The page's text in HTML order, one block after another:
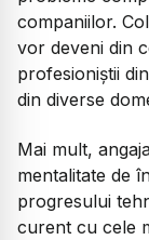
companiilor.
vor deveni din
profesioniștii
din diverse
Mai mult,
mentalitate de
progresului
curent cu cele